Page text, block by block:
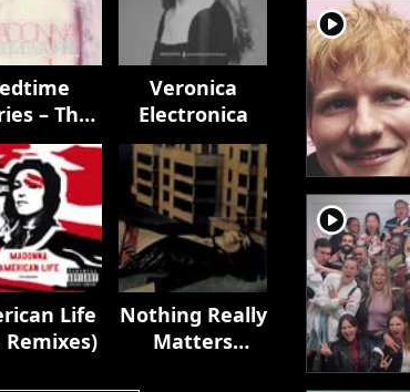
– The
Veronica
Electronica
Life
Remixes)
Nothing Really
Matters
player2
player2